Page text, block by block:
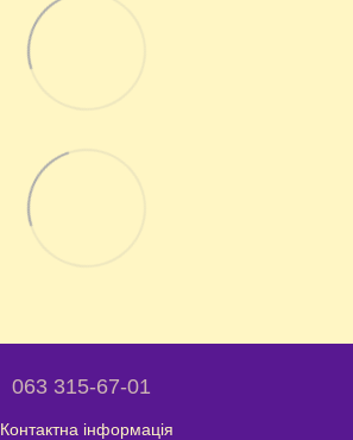
063 315-67-01
Контактна інформація